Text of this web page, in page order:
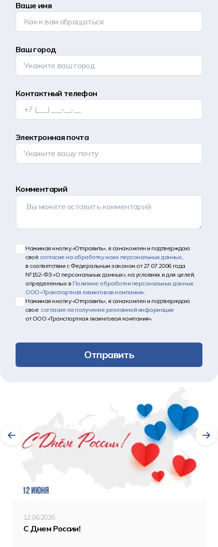
Ваше имя
Ваш город
Контактный телефон
Электронная почта
Комментарий
Нажимая кнопку «Отправить», я ознакомлен и подтверждаю
своё согласие на обработку моих персональных данных,
в соответствии с Федеральным законом от 27.07.2006 года
№152-ФЗ «О персональных данных», на условиях и для целей,
определенных в Политике обработки персональных данных
ООО «Транспортная лизинговая компания».
Нажимая кнопку «Отправить», я ознакомлен и подтверждаю
свое согласие на получение рекламной информации
от ООО «Транспортная лизинговая компания».
Отправить
Другие новости
12.06.2026
С Днем России!